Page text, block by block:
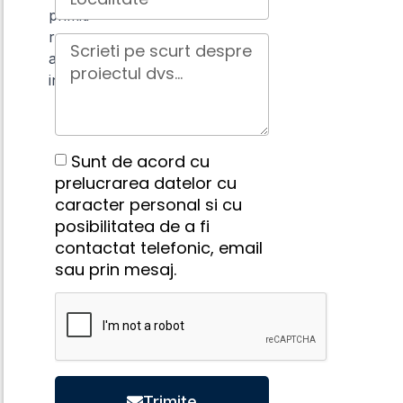
primiti
raspuns
aproape
instant.
Sunt de acord cu
prelucrarea datelor cu
caracter personal si cu
posibilitatea de a fi
contactat telefonic, email
sau prin mesaj.